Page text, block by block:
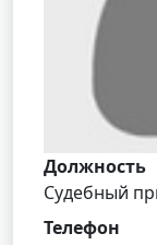
Должность
Судебный
Телефон